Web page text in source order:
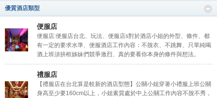
紀
優質酒店類型
便服店
便服店:便服店台北、玩法、便服店s對於酒店小姐的外型、條件、都
有一定的要求水準、便服酒店工作內容：不脫衣、不跳舞、只單純喝
酒上班須拚框姊妹們競爭激烈、真的要看你本身的條件與想法。
禮服店
【禮服店在台北算是較新的酒店型態】公關小姐穿著小禮服上班公關
身高至少要160cm以上，小姐素質處於中上公關工作內容不脫不秀，